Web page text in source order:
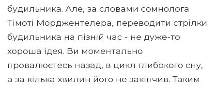
будильника. Але, за словами сомнолога
Тімоті Морджентелера, переводити стрілки
будильника на пізній час - не дуже-то
хороша ідея. Ви моментально
провалюєтесь назад, в цикл глибокого сну,
а за кілька хвилин його не закінчив. Таким